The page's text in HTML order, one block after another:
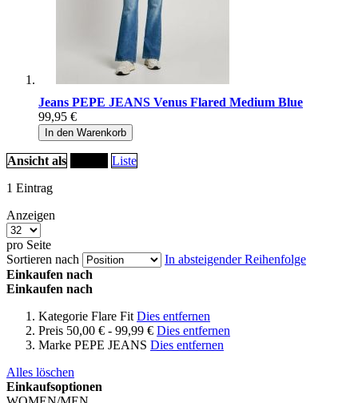
Jeans PEPE JEANS Venus Flared Medium Blue
99,95 €
In den Warenkorb
Ansicht als
Liste
1 Eintrag
Anzeigen
pro Seite
Sortieren nach
In absteigender Reihenfolge
Einkaufen nach
Einkaufen nach
Kategorie Flare Fit Dies entfernen
Preis 50,00 € - 99,99 € Dies entfernen
Marke PEPE JEANS Dies entfernen
Alles löschen
Einkaufsoptionen